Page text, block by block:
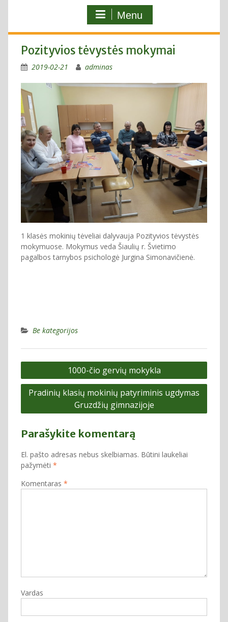
Menu
Pozityvios tėvystės mokymai
2019-02-21 adminas
1 klasės mokinių tėveliai dalyvauja Pozityvios tėvystės
mokymuose. Mokymus veda Šiaulių r. Švietimo
pagalbos tarnybos psichologė Jurgina Simonavičienė.
Be kategorijos
Navigacija
tarp
įrašų
1000-čio gervių mokykla
Pradinių klasių mokinių patyriminis ugdymas
Gruzdžių gimnazijoje
Parašykite komentarą
El. pašto adresas nebus skelbiamas. Būtini laukeliai
pažymėti *
Komentaras *
Vardas